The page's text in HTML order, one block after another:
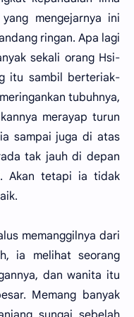
mengejarnya ini
ringan. Apa lagi
sekali orang Hsi-
itu sambil berteriak-
tubuhnya,
merayap turun
sampai juga di atas
tak jauh di depan
Akan tetapi ia tidak
memanggilnya dari
ia melihat seorang
dan wanita itu
Memang banyak